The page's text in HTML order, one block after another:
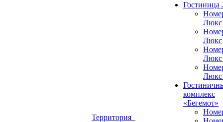
Территория
комплекс
«Бегемот»